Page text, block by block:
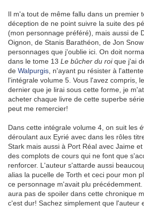
Il m'a tout de même fallu dans un premier
déception de ne point suivre la suite des
(mon personnage préféré), mais aussi de
Oignon, de Stanis Barathéon, de Jon
personnages que j'oublie ici. On doit
dans le tome 13 Le bûcher du roique j'ai
de Walpurgis , n'ayant pu résister à
l'intégrale volume 5. Vous l'avez compris,
dernier que je lirai sous cette forme, je
acheter chaque livre de cette superbe
peut me remercier!
Dans cette intégrale volume 4, on suit les
déroulant aux Eyrié avec dans les rôles
Stark mais aussi à Port Réal avec Jaime
des complots de cours qui ne font que
renforcer. L'auteur s'attarde aussi
alias la pucelle de Torth et ceci pour mon
ce personnage m'avait plu
aura pas de spoiler dans cette chronique
c'est dur! Sachez simplement que l'auteur